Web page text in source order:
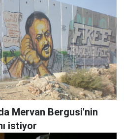
Mervan Bergusi'nin
istiyor